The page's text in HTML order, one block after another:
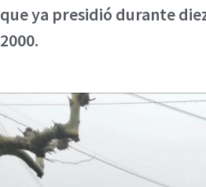
que ya presidió durante
2000.